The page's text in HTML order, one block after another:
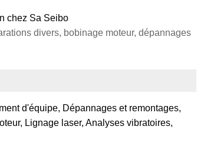
chez Sa Seibo
divers, bobinage moteur, dépannages
d'équipe, Dépannages et remontages,
Lignage laser, Analyses vibratoires,